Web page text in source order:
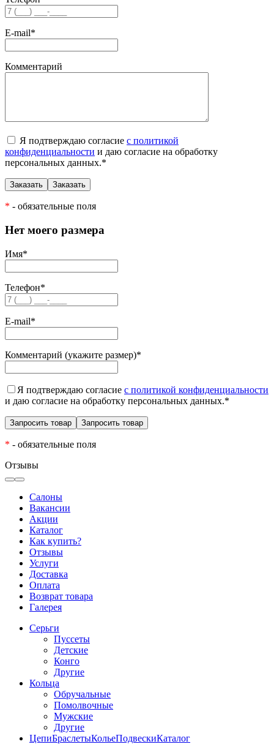
E-mail*
Комментарий
Я подтверждаю согласие с политикой
конфиденциальности и даю согласие на обработку
персональных данных.*
* - обязательные поля
Нет моего размера
Имя*
Телефон*
E-mail*
Комментарий (укажите размер)*
Я подтверждаю согласие с политикой конфиденциальности
и даю согласие на обработку персональных данных.*
* - обязательные поля
Отзывы
Салоны
Вакансии
Акции
Каталог
Как купить?
Отзывы
Услуги
Доставка
Оплата
Возврат товара
Галерея
Серьги
Пуссеты
Детские
Конго
Другие
Кольца
Обручальные
Помолвочные
Мужские
Другие
ЦепиБраслетыКольеПодвескиКаталог